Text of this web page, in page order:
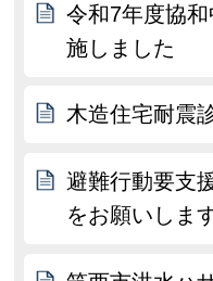
令和7年度協
施しました
木造住宅耐震
避難行動要支
をお願いしま